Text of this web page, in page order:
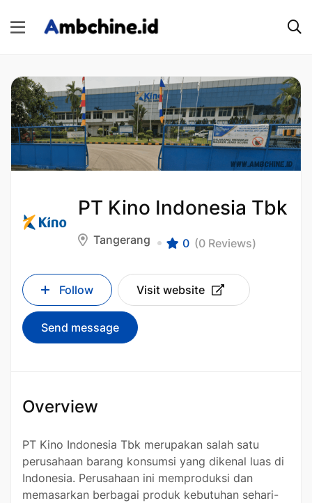
PT Kino Indonesia Tbk
Tangerang 0 (0 Reviews)
Follow Visit website
Send message
Overview
PT Kino Indonesia Tbk merupakan salah satu
perusahaan barang konsumsi yang dikenal luas di
Indonesia. Perusahaan ini memproduksi dan
memasarkan berbagai produk kebutuhan sehari-